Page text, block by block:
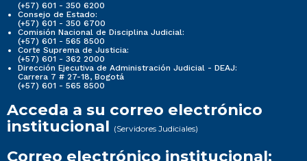
(+57) 601 - 350 6200
Consejo de Estado:
(+57) 601 - 350 6700
Comisión Nacional de Disciplina Judicial:
(+57) 601 - 565 8500
Corte Suprema de Justicia:
(+57) 601 - 362 2000
Dirección Ejecutiva de Administración Judicial - DEAJ:
Carrera 7 # 27-18, Bogotá
(+57) 601 - 565 8500
Acceda a su correo electrónico
institucional (Servidores Judiciales)
Correo electrónico institucional: